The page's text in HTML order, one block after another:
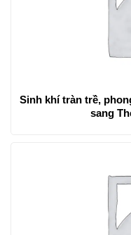
Sinh khí tràn trề,
sang